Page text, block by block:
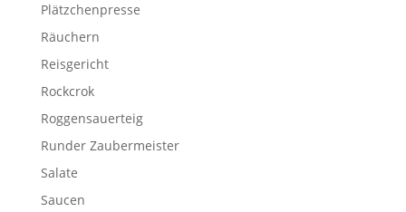
Plätzchenpresse
Räuchern
Reisgericht
Rockcrok
Roggensauerteig
Runder Zaubermeister
Salate
Saucen